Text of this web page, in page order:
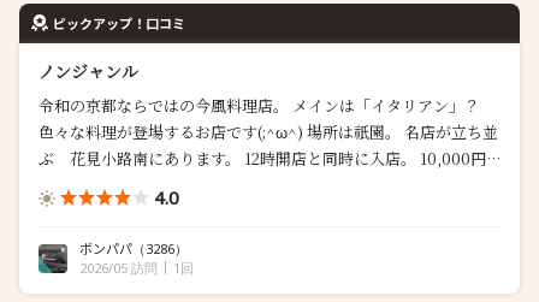
ピックアップ！口コミ
ノンジャンル
令和の京都ならではの今風料理店。 メインは「イタリアン」？
色々な料理が登場するお店です(;^ω^) 場所は祇園。 名店が立ち並
ぶ 花見小路南にあります。 12時開店と同時に入店。 10,000円
程のランチコースを頂きました。 カウンター6席とテーブル1卓。
こじんまりと...
4.0
ボンパパ （3286）
2026/05 訪問
1回